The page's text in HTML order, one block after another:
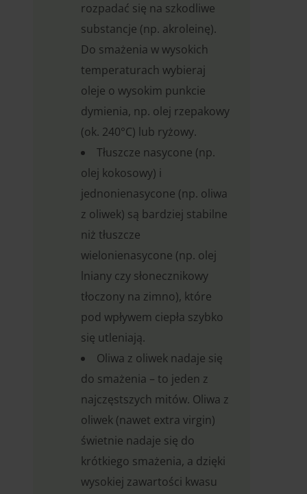
rozpadać się na szkodliwe
substancje (np. akroleinę).
Do smażenia w wysokich
temperaturach wybieraj
oleje o wysokim punkcie
dymienia, np. olej rzepakowy
(ok. 240°C) lub ryżowy.
Tłuszcze nasycone (np.
olej kokosowy) i
jednonienasycone (np. oliwa
z oliwek) są bardziej stabilne
niż tłuszcze
wielonienasycone (np. olej
lniany czy słonecznikowy
tłoczony na zimno), które
pod wpływem ciepła szybko
się utleniają.
Oliwa z oliwek nadaje się
do smażenia – to jeden z
najczęstszych mitów. Oliwa z
oliwek (nawet extra virgin)
świetnie nadaje się do
krótkiego smażenia, a dzięki
wysokiej zawartości kwasu